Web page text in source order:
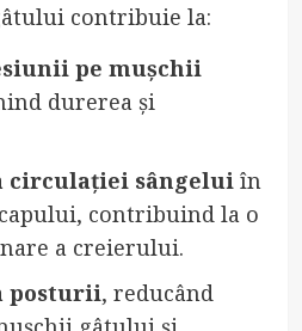
contribuie la:
pe mușchii
durerea și
circulației sângeluiîn
contribuind la o
a creierului.
posturii, reducând